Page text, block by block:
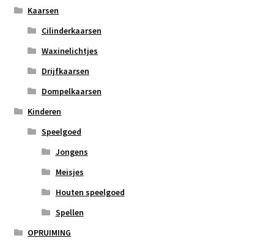
Kaarsen
Cilinderkaarsen
Waxinelichtjes
Drijfkaarsen
Dompelkaarsen
Kinderen
Speelgoed
Jongens
Meisjes
Houten speelgoed
Spellen
OPRUIMING